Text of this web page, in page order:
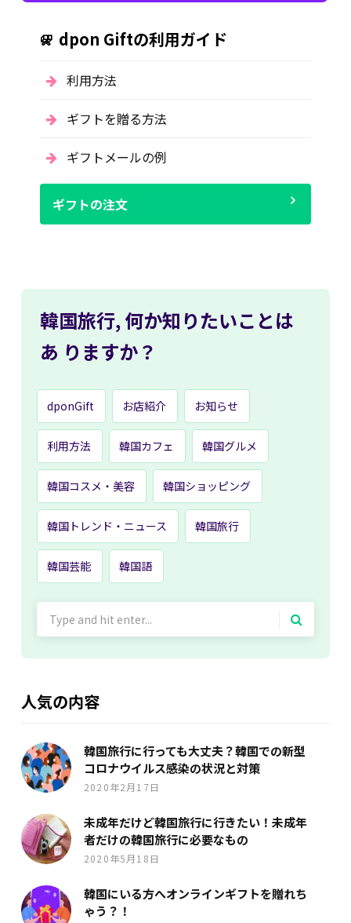
dpon Giftの利用ガイド
利用方法
ギフトを贈る方法
ギフトメールの例
ギフトの注文
韓国旅行, 何か知りたいことは
あ りますか？
dponGift お店紹介 お知らせ
利用方法 韓国カフェ 韓国グルメ
韓国コスメ・美容 韓国ショッピング
韓国トレンド・ニュース 韓国旅行
韓国芸能 韓国語
人気の内容
韓国旅行に行っても大丈夫？韓国での新型
コロナウイルス感染の状況と対策
2020年2月17日
未成年だけど韓国旅行に行きたい！未成年
者だけの韓国旅行に必要なもの
2020年5月18日
韓国にいる方へオンラインギフトを贈れち
ゃう？！